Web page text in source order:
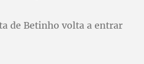
de Betinho volta a entrar